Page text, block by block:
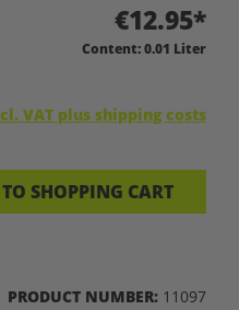
€12.95*
Content:0.01 Liter
VAT plus shipping costs
ENTER THE
SHOPPING CART
PRODUCT NUMBER: 11097